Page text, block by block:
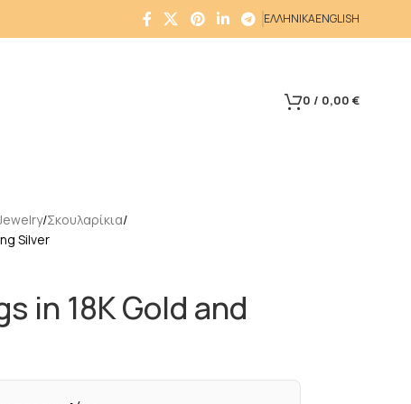
ΕΛΛΗΝΙΚΑENGLISH
0 / 0,00 €
Σκουλαρίκια
Silver
in 18K Gold and